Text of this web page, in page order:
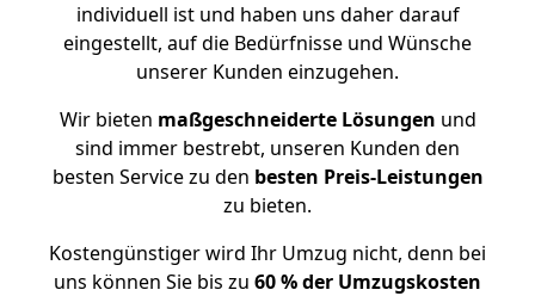
individuell ist und haben uns daher darauf
eingestellt, auf die Bedürfnisse und Wünsche
unserer Kunden einzugehen.
Wir bieten maßgeschneiderte Lösungen und
sind immer bestrebt, unseren Kunden den
besten Service zu den besten Preis-Leistungen
zu bieten.
Kostengünstiger wird Ihr Umzug nicht, denn bei
uns können Sie bis zu 60 % der Umzugskosten